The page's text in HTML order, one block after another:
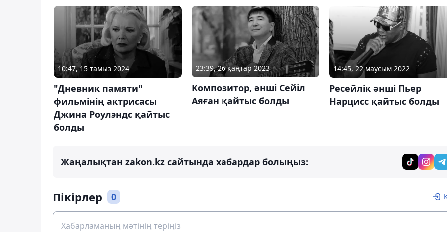
10:47, 15 тамыз 2024
"Дневник памяти"
фильмінің актрисасы
Джина Роулэндс қайтыс
болды
23:39, 26 қаңтар 2023
Композитор, әнші Сейіл
Аяған қайтыс болды
14:45, 22 маусым 2022
Ресейлік әнші Пьер
Нарцисс қайтыс болды
Жаңалықтан zakon.kz сайтында хабардар болыңыз:
Пікірлер 0